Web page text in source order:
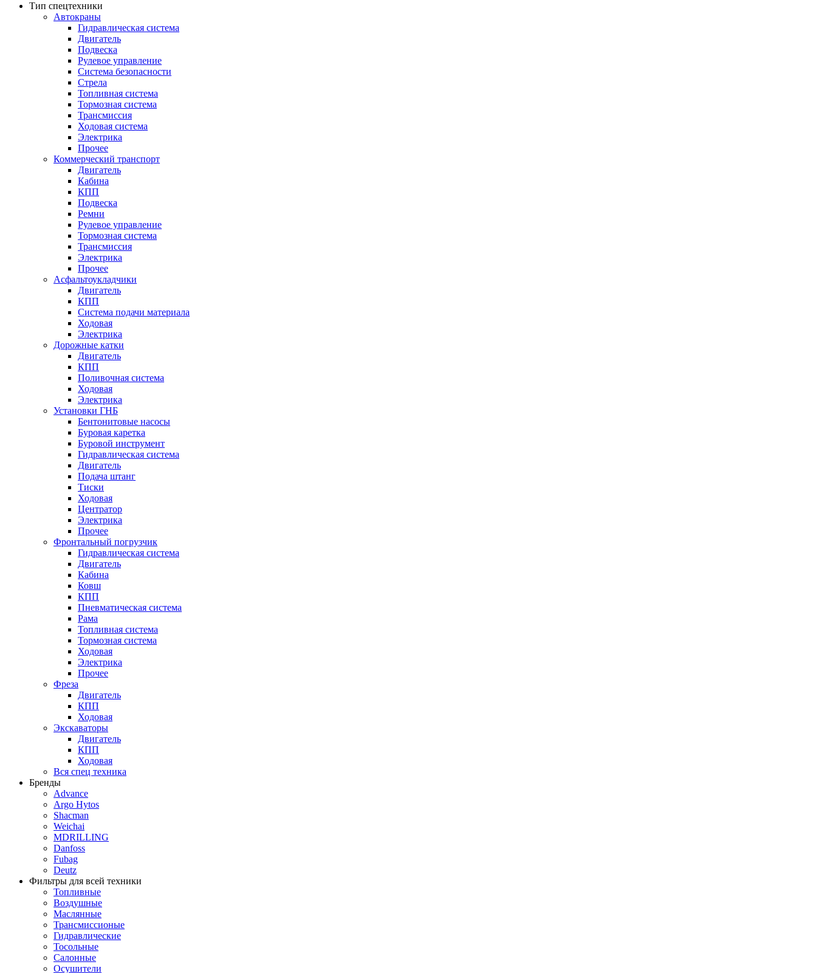
Тип спецтехники
Автокраны
Гидравлическая система
Двигатель
Подвеска
Рулевое управление
Система безопасности
Стрела
Топливная система
Тормозная система
Трансмиссия
Ходовая система
Электрика
Прочее
Коммерческий транспорт
Двигатель
Кабина
КПП
Подвеска
Ремни
Рулевое управление
Тормозная система
Трансмиссия
Электрика
Прочее
Асфальтоукладчики
Двигатель
КПП
Система подачи материала
Ходовая
Электрика
Дорожные катки
Двигатель
КПП
Поливочная система
Ходовая
Электрика
Установки ГНБ
Бентонитовые насосы
Буровая каретка
Буровой инструмент
Гидравлическая система
Двигатель
Подача штанг
Тиски
Ходовая
Центратор
Электрика
Прочее
Фронтальный погрузчик
Гидравлическая система
Двигатель
Кабина
Ковш
КПП
Пневматическая система
Рама
Топливная система
Тормозная система
Ходовая
Электрика
Прочее
Фреза
Двигатель
КПП
Ходовая
Экскаваторы
Двигатель
КПП
Ходовая
Вся спец техника
Бренды
Advance
Argo Hytos
Shacman
Weichai
MDRILLING
Danfoss
Fubag
Deutz
Фильтры для всей техники
Топливные
Воздушные
Маслянные
Трансмиссионые
Гидравлические
Тосольные
Салонные
Осушители